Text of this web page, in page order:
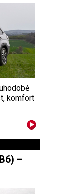
komfort
–